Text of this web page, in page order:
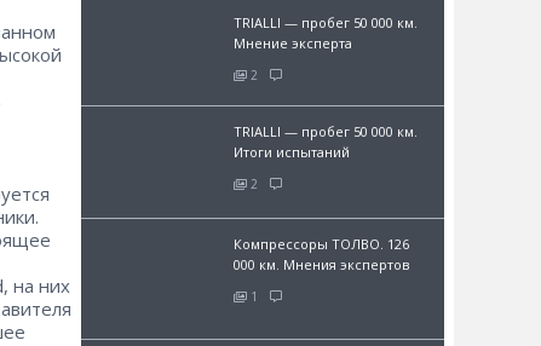
на них
TRIALLI — пробег 50 000 км.
Мнение эксперта
2
TRIALLI — пробег 50 000 км.
Итоги испытаний
2
Компрессоры ТОЛВО. 126
000 км. Мнения экспертов
1